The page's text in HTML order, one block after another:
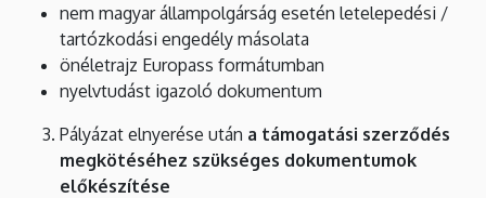
nem magyar állampolgárság esetén letelepedési /
tartózkodási engedély másolata
önéletrajz Europass formátumban
nyelvtudást igazoló dokumentum
Pályázat elnyerése után a támogatási szerződés
megkötéséhez szükséges dokumentumok
előkészítése